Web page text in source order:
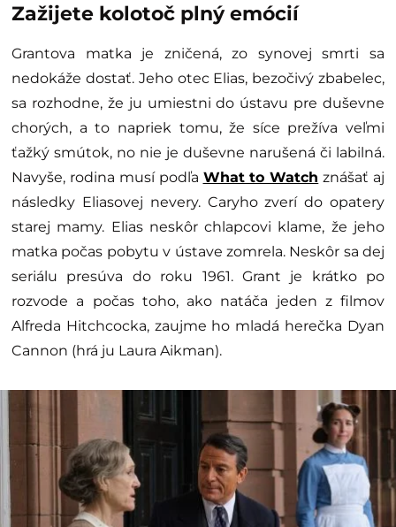
Zažijete kolotoč plný emócií
Grantova matka je zničená, zo synovej smrti sa
nedokáže dostať. Jeho otec Elias, bezočivý zbabelec,
sa rozhodne, že ju umiestni do ústavu pre duševne
chorých, a to napriek tomu, že síce prežíva veľmi
ťažký smútok, no nie je duševne narušená či labilná.
Navyše, rodina musí podľa What to Watch znášať aj
následky Eliasovej nevery. Caryho zverí do opatery
starej mamy. Elias neskôr chlapcovi klame, že jeho
matka počas pobytu v ústave zomrela. Neskôr sa dej
seriálu presúva do roku 1961. Grant je krátko po
rozvode a počas toho, ako natáča jeden z filmov
Alfreda Hitchcocka, zaujme ho mladá herečka Dyan
Cannon (hrá ju Laura Aikman).